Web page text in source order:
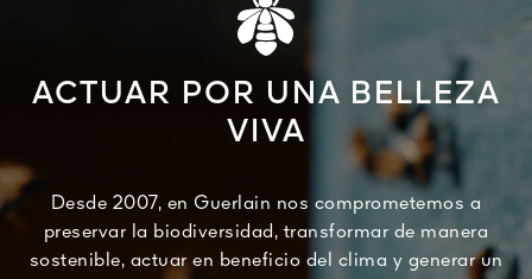
ACTUAR POR UNA BELLEZA
VIVA
Desde 2007, en Guerlain nos comprometemos a
preservar la biodiversidad, transformar de manera
sostenible, actuar en beneficio del clima y generar un